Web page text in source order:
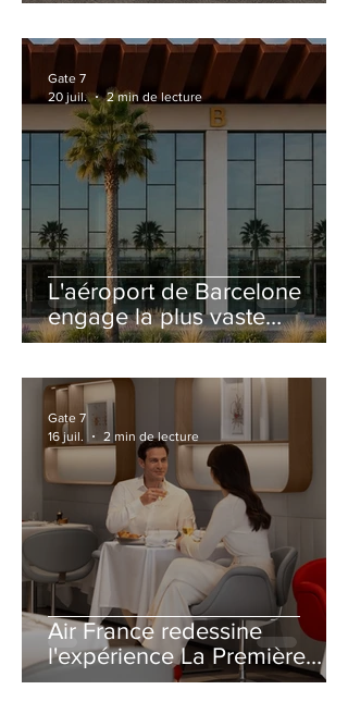
L'aéroport de Barcelone
engage la plus vaste
rénovation de son Terminal
Gate 7
20 juil.
2 min de lecture
Air France redessine
l'expérience La Première
avec un salon entièrement
Gate 7
16 juil.
2 min de lecture